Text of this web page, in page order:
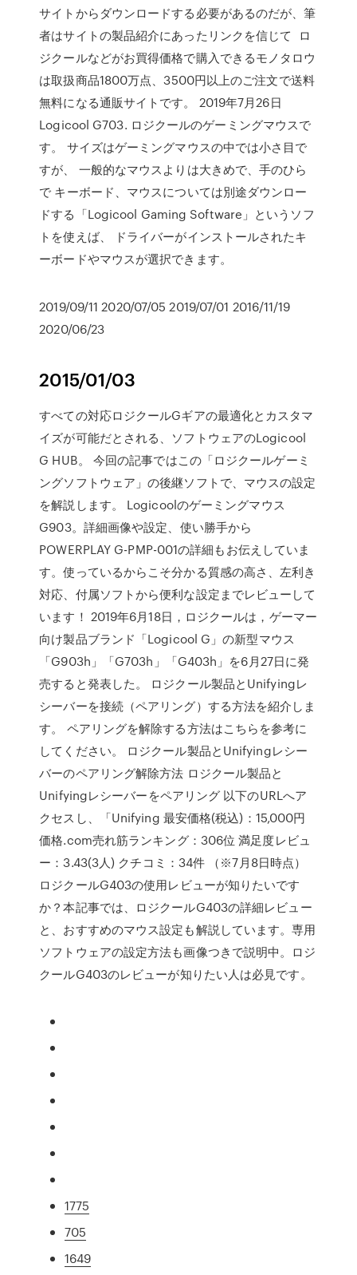
サイトからダウンロードする必要があるのだが、筆
者はサイトの製品紹介にあったリンクを信じて ロ
ジクールなどがお買得価格で購入できるモノタロウ
は取扱商品1800万点、3500円以上のご注文で送料
無料になる通販サイトです。 2019年7月26日
Logicool G703. ロジクールのゲーミングマウスで
す。 サイズはゲーミングマウスの中では小さ目で
すが、 一般的なマウスよりは大きめで、手のひら
で キーボード、マウスについては別途ダウンロー
ドする「Logicool Gaming Software」というソフ
トを使えば、 ドライバーがインストールされたキ
ーボードやマウスが選択できます。
2019/09/11 2020/07/05 2019/07/01 2016/11/19
2020/06/23
2015/01/03
すべての対応ロジクールGギアの最適化とカスタマ
イズが可能だとされる、ソフトウェアのLogicool
G HUB。 今回の記事ではこの「ロジクールゲーミ
ングソフトウェア」の後継ソフトで、マウスの設定
を解説します。 Logicoolのゲーミングマウス
G903。詳細画像や設定、使い勝手から
POWERPLAY G-PMP-001の詳細もお伝えしていま
す。使っているからこそ分かる質感の高さ、左利き
対応、付属ソフトから便利な設定までレビューして
います！ 2019年6月18日，ロジクールは，ゲーマー
向け製品ブランド「Logicool G」の新型マウス
「G903h」「G703h」「G403h」を6月27日に発
売すると発表した。 ロジクール製品とUnifyingレ
シーバーを接続（ペアリング）する方法を紹介しま
す。 ペアリングを解除する方法はこちらを参考に
してください。 ロジクール製品とUnifyingレシー
バーのペアリング解除方法 ロジクール製品と
Unifyingレシーバーをペアリング 以下のURLへア
クセスし、「Unifying 最安価格(税込)：15,000円
価格.com売れ筋ランキング：306位 満足度レビュ
ー：3.43(3人) クチコミ：34件 （※7月8日時点）
ロジクールG403の使用レビューが知りたいです
か？本記事では、ロジクールG403の詳細レビュー
と、おすすめのマウス設定も解説しています。専用
ソフトウェアの設定方法も画像つきで説明中。ロジ
クールG403のレビューが知りたい人は必見です。
1775
705
1649